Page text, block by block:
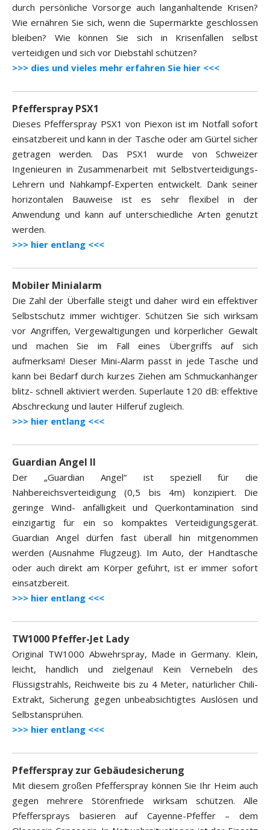
durch persönliche Vorsorge auch langanhaltende Krisen?
Wie ernähren Sie sich, wenn die Supermärkte geschlossen
bleiben? Wie können Sie sich in Krisenfällen selbst
verteidigen und sich vor Diebstahl schützen?
>>> dies und vieles mehr erfahren Sie hier <<<
Pfefferspray PSX1
Dieses Pfefferspray PSX1 von Piexon ist im Notfall sofort
einsatzbereit und kann in der Tasche oder am Gürtel sicher
getragen werden. Das PSX1 wurde von Schweizer
Ingenieuren in Zusammenarbeit mit Selbstverteidigungs-
Lehrern und Nahkampf-Experten entwickelt. Dank seiner
horizontalen Bauweise ist es sehr flexibel in der
Anwendung und kann auf unterschiedliche Arten genutzt
werden.
>>> hier entlang <<<
Mobiler Minialarm
Die Zahl der Überfälle steigt und daher wird ein effektiver
Selbstschutz immer wichtiger. Schützen Sie sich wirksam
vor Angriffen, Vergewaltigungen und körperlicher Gewalt
und machen Sie im Fall eines Übergriffs auf sich
aufmerksam! Dieser Mini-Alarm passt in jede Tasche und
kann bei Bedarf durch kurzes Ziehen am Schmuckanhänger
blitz- schnell aktiviert werden. Superlaute 120 dB: effektive
Abschreckung und lauter Hilferuf zugleich.
>>> hier entlang <<<
Guardian Angel II
Der „Guardian Angel“ ist speziell für die
Nahbereichsverteidigung (0,5 bis 4m) konzipiert. Die
geringe Wind- anfälligkeit und Querkontamination sind
einzigartig für ein so kompaktes Verteidigungsgerät.
Guardian Angel dürfen fast überall hin mitgenommen
werden (Ausnahme Flugzeug). Im Auto, der Handtasche
oder auch direkt am Körper geführt, ist er immer sofort
einsatzbereit.
>>> hier entlang <<<
TW1000 Pfeffer-Jet Lady
Original TW1000 Abwehrspray, Made in Germany. Klein,
leicht, handlich und zielgenau! Kein Vernebeln des
Flüssigstrahls, Reichweite bis zu 4 Meter, natürlicher Chili-
Extrakt, Sicherung gegen unbeabsichtigtes Auslösen und
Selbstansprühen.
>>> hier entlang <<<
Pfefferspray zur Gebäudesicherung
Mit diesem großen Pfefferspray können Sie Ihr Heim auch
gegen mehrere Störenfriede wirksam schützen. Alle
Pfeffersprays basieren auf Cayenne-Pfeffer – dem